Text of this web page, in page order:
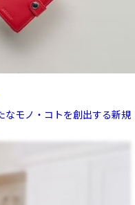
モノ・コトを創出する新規